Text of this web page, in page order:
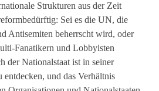
Strukturen aus der Zeit
Sei es die UN, die
Antisemiten beherrscht wird, oder
Fanatikern und Lobbyisten
der Nationalstaat ist in seiner
und das Verhältnis